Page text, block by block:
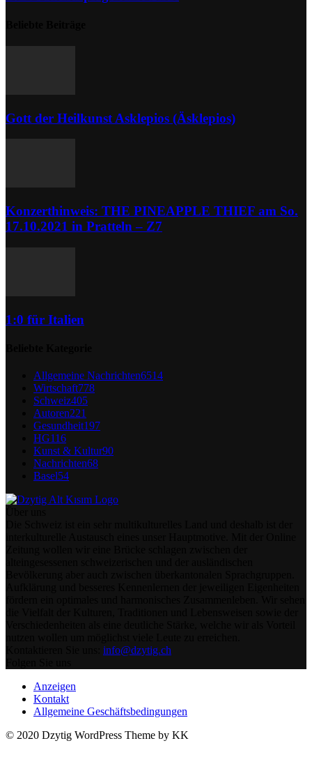
Gott der Heilkunst Asklepios (Äsklepios)
Konzerthinweis: THE PINEAPPLE THIEF am So.
17.10.2021 in Pratteln – Z7
1:0 für Italien
Allgemeine Nachrichten6514
Wirtschaft778
Schweiz405
Autoren221
Gesundheit197
HG116
Kunst & Kultur90
Nachrichten68
Basel54
info@dzytig.ch
Anzeigen
Kontakt
Allgemeine Geschäftsbedingungen
© 2020 Dzytig WordPress Theme by KK